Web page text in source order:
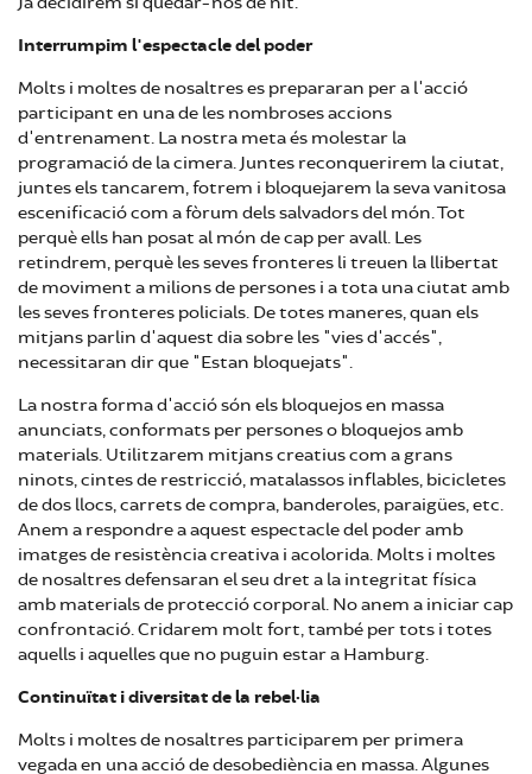
Interrumpim l'espectacle del poder
Molts i moltes de nosaltres es prepararan per a l'acció
participant en una de les nombroses accions
d'entrenament. La nostra meta és molestar la
programació de la cimera. Juntes reconquerirem la ciutat,
juntes els tancarem, fotrem i bloquejarem la seva vanitosa
escenificació com a fòrum dels salvadors del món. Tot
perquè ells han posat al món de cap per avall. Les
retindrem, perquè les seves fronteres li treuen la llibertat
de moviment a milions de persones i a tota una ciutat amb
les seves fronteres policials. De totes maneres, quan els
mitjans parlin d'aquest dia sobre les "vies d'accés",
necessitaran dir que "Estan bloquejats".
La nostra forma d'acció són els bloquejos en massa
anunciats, conformats per persones o bloquejos amb
materials. Utilitzarem mitjans creatius com a grans
ninots, cintes de restricció, matalassos inflables, bicicletes
de dos llocs, carrets de compra, banderoles, paraigües, etc.
Anem a respondre a aquest espectacle del poder amb
imatges de resistència creativa i acolorida. Molts i moltes
de nosaltres defensaran el seu dret a la integritat física
amb materials de protecció corporal. No anem a iniciar cap
confrontació. Cridarem molt fort, també per tots i totes
aquells i aquelles que no puguin estar a Hamburg.
Continuïtat i diversitat de la rebel·lia
Molts i moltes de nosaltres participarem per primera
vegada en una acció de desobediència en massa. Algunes